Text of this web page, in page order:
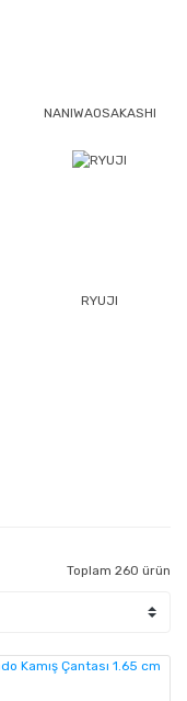
NANIWAOSAKASHI
RYUJI
Toplam 260 ürün